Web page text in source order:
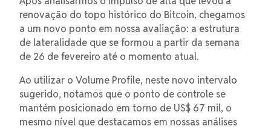
renovação do topo histórico do Bitcoin, chegamos
a um novo ponto em nossa avaliação: a estrutura
de lateralidade que se formou a partir da semana
de 26 de fevereiro até o momento atual.
Ao utilizar o Volume Profile, neste novo intervalo
sugerido, notamos que o ponto de controle se
mantém posicionado em torno de US$ 67 mil, o
mesmo nível que destacamos em nossas análises